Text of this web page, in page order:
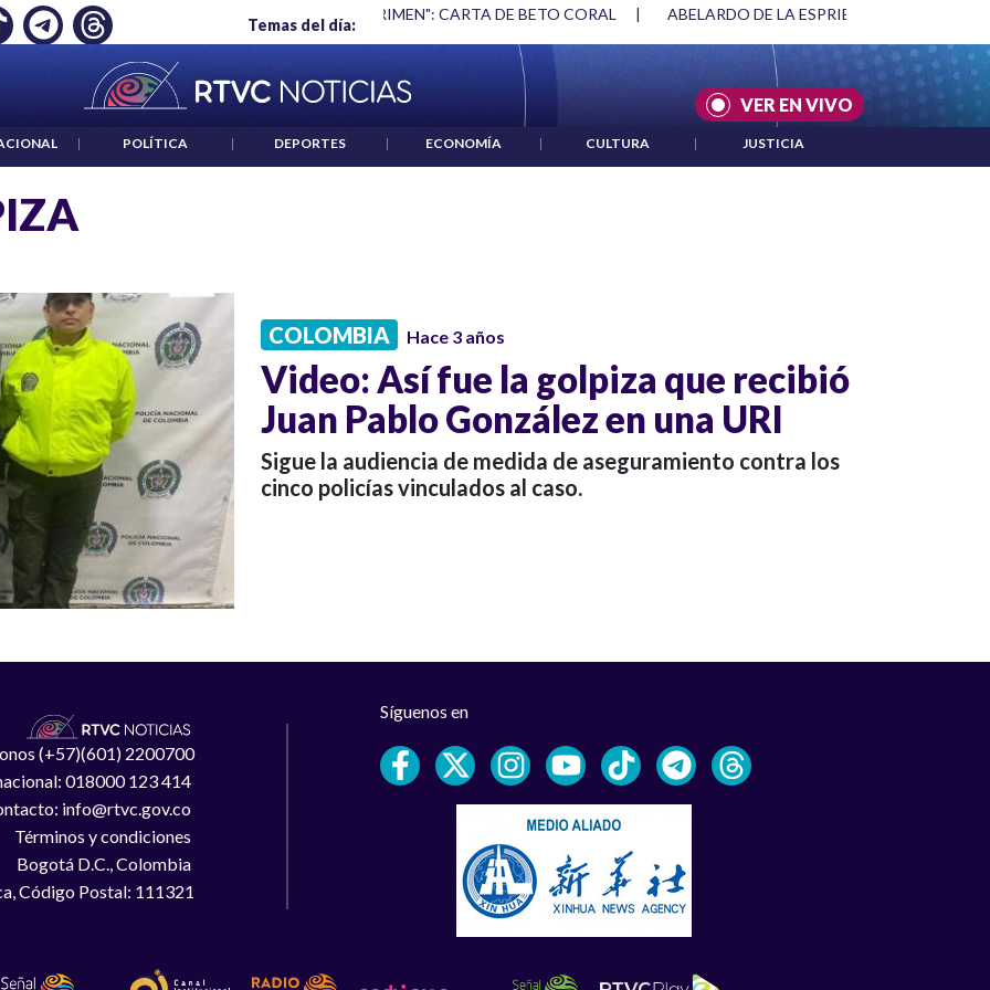
Temas del día:
EMPLEO: JP MORGAN "HABLAR NO ES UN CRIMEN": CARTA DE BETO CORAL | ABELARDO DE LA ESPRIELLA Y DMG
VER EN VIVO
| POLÍTICA | DEPORTES | ECONOMÍA | CULTURA | JUSTICIA
COLOMBIA Hace 3 años
Video: Así fue la golpiza que recibió
Juan Pablo González en una URI
Sigue la audiencia de medida de aseguramiento contra los
cinco policías vinculados al caso.
(+57)(601) 2200700
018000 123 414
info@rtvc.gov.co
Términos y condiciones
Bogotá D.C., Colombia
Código Postal: 111321
Síguenos en